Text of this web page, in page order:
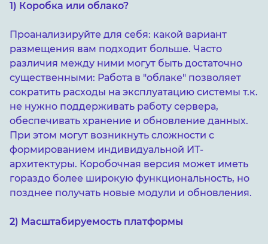
1) Коробка или облако?
Проанализируйте для себя: какой вариант
размещения вам подходит больше. Часто
различия между ними могут быть достаточно
существенными: Работа в "облаке" позволяет
сократить расходы на эксплуатацию системы т.к.
не нужно поддерживать работу сервера,
обеспечивать хранение и обновление данных.
При этом могут возникнуть сложности с
формированием индивидуальной ИТ-
архитектуры. Коробочная версия может иметь
гораздо более широкую функциональность, но
позднее получать новые модули и обновления.
2) Масштабируемость платформы